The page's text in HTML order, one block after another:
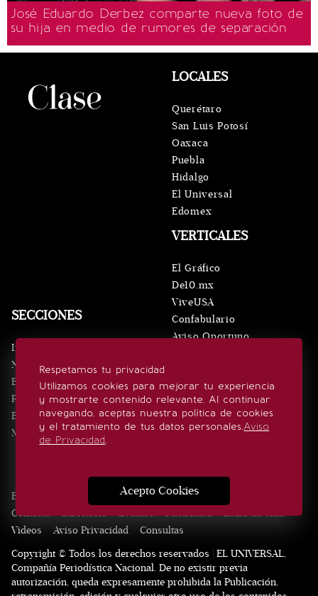
José Eduardo Derbez comparte nueva foto de
su hija en medio de rumores de separación
Respetamos tu privacidad
Utilizamos cookies para mejorar tu experiencia
y mostrarte contenido relevante. Al continuar
navegando, aceptas nuestra política de cookies
y el tratamiento de tus datos personales.Aviso
de Privacidad.
Acepto Cookies
SECCIONES
Inicio
Noticias
Eventos
Realeza
Estilo de vida
Minuto x Minuto
VERTICALES
El Gráfico
De10.mx
ViveUSA
Confabulario
Aviso Oportuno
LOCALES
Querétaro
San Luis Potosí
Oaxaca
Puebla
Hidalgo
El Universal
Edomex
SÍGUENOS
Edición Impresa Noticias Quiénes somos
Contacto
Directorio Eventos Publicidad
Estilo de vida
Videos
Aviso Privacidad
Consultas
Copyright © Todos los derechos reservados | EL UNIVERSAL,
Compañía Periodística Nacional. De no existir previa
autorización, queda expresamente prohibida la Publicación,